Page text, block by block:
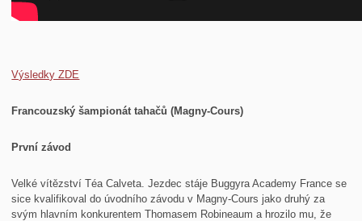
Výsledky ZDE
Francouzský šampionát tahačů (Magny-Cours)
První závod
Velké vítězství Téa Calveta. Jezdec stáje Buggyra Academy France se
sice kvalifikoval do úvodního závodu v Magny-Cours jako druhý za
svým hlavním konkurentem Thomasem Robineaum a hrozilo mu, že